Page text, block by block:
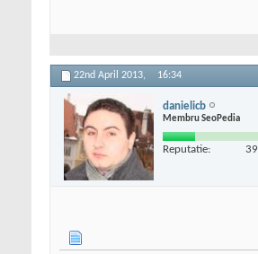
22nd April 2013, 16:34
danielicb
Membru SeoPedia
Reputatie: 39